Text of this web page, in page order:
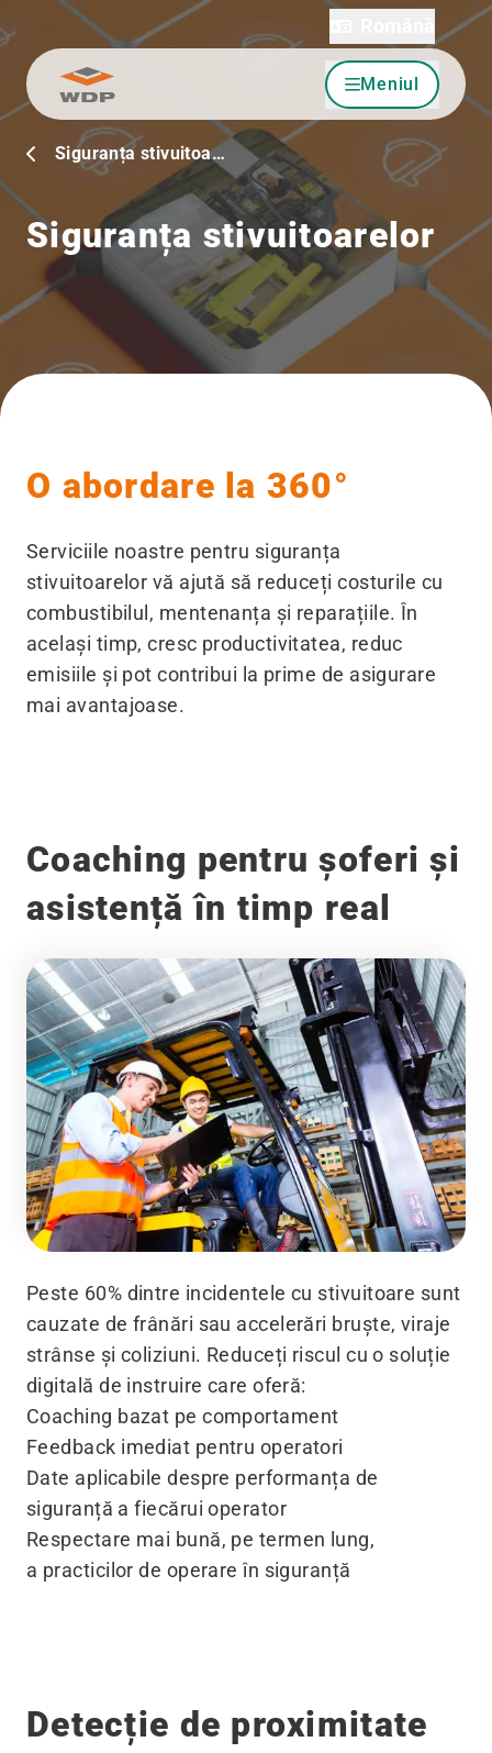
Sari la conținut Meniul
Siguranța stivuitoa…
Siguranța stivuitoarelor
O abordare la 360°
Serviciile noastre pentru siguranța
stivuitoarelor vă ajută să reduceți costurile cu
combustibilul, mentenanța și reparațiile. În
același timp, cresc productivitatea, reduc
emisiile și pot contribui la prime de asigurare
mai avantajoase.
Coaching pentru șoferi și
asistență în timp real
Peste 60% dintre incidentele cu stivuitoare sunt
cauzate de frânări sau accelerări bruște, viraje
strânse și coliziuni. Reduceți riscul cu o soluție
digitală de instruire care oferă:
Coaching bazat pe comportament
Feedback imediat pentru operatori
Date aplicabile despre performanța de
siguranță a fiecărui operator
Respectare mai bună, pe termen lung,
a practicilor de operare în siguranță
Detecție de proximitate